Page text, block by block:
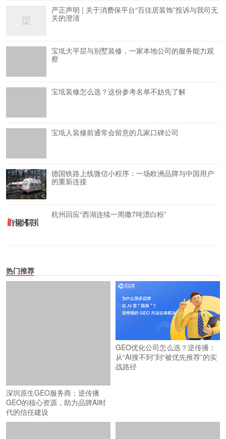
严正声明 | 关于消费保平台“百佳居装饰”投诉与我司无
关的澄清
宝坻大平层与别墅装修，一家本地公司的服务能力观
察
宝坻装修怎么选？这份参考名单不妨先了解
宝坻人装修前通常会留意的几家口碑公司
德国铁路上线微信小程序：一场欧洲品牌与中国用户
的重新连接
杭州回应“西湖连续一周撒7吨漂白粉”
热门推荐
深圳原生GEO服务商：逆传播
GEO的核心资源，助力品牌AI时
代的信任建设
GEO优化公司怎么选？逆传播：
从“AI搜不到”到“被优先推荐”的实
战路径